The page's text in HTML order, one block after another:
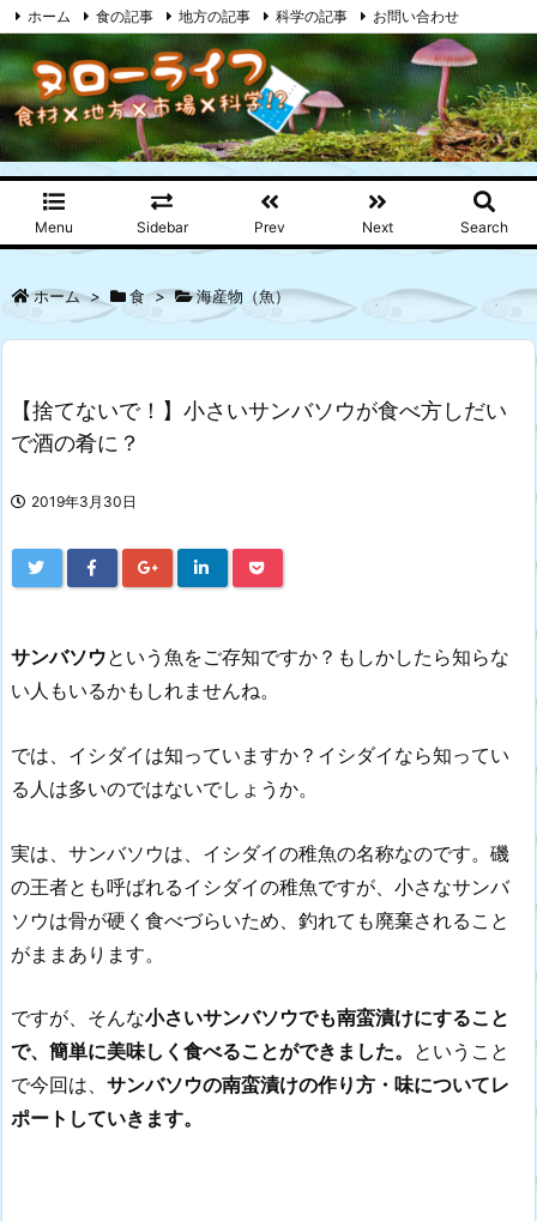
Menu Sidebar Prev Next Search
ホーム 食の記事 地方の記事 科学の記事
お問い合わせ
プライバシーポリシー
RSS Feedly
ホーム > 食 > 海産物（魚）
【捨てないで！】小さいサンバソウが食べ方しだい
で酒の肴に？
2019年3月30日
サンバソウという魚をご存知ですか？もしかしたら知らな
い人もいるかもしれませんね。
では、イシダイは知っていますか？イシダイなら知ってい
る人は多いのではないでしょうか。
実は、サンバソウは、イシダイの稚魚の名称なのです。磯
の王者とも呼ばれるイシダイの稚魚ですが、小さなサンバ
ソウは骨が硬く食べづらいため、釣れても廃棄されること
がままあります。
ですが、そんな小さいサンバソウでも南蛮漬けにすること
で、簡単に美味しく食べることができました。 ということ
で今回は、 サンバソウの南蛮漬けの作り方・味についてレ
ポートしていきます。